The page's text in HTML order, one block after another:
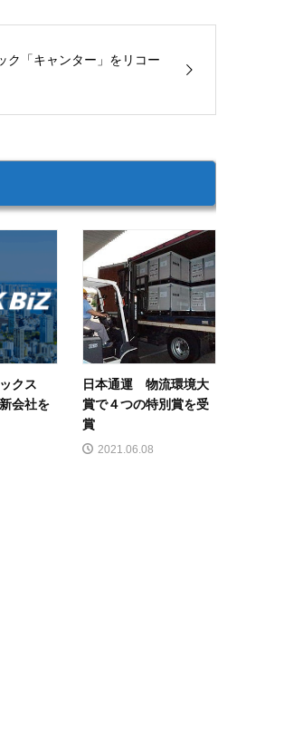
「キャンター」をリコー
ックス
会社を
日本通運 物流環境大
賞で４つの特別賞を受
賞
2021.06.08